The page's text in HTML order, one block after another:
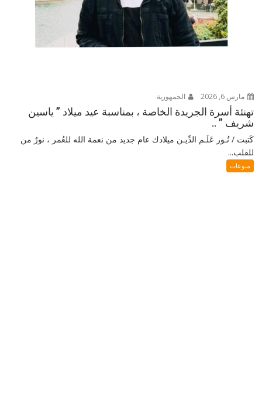
مارس 6, 2026 الجمهورية
تهنئة أسرة الجريدة الخاصة ، بمناسبة عيد ميلاد ” ياسين
شريف ” ..
كَتبت / نُـور عَلَـم الدِّيـن ميلادك عام جديد من نعمة الله للعُمر ، نورٌ من
للقلب...
منوعات